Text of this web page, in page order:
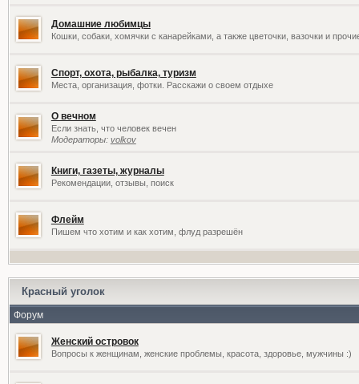
Домашние любимцы
Кошки, собаки, хомячки с канарейками, а также цветочки, вазочки и
Спорт, охота, рыбалка, туризм
Места, организация, фотки. Расскажи о своем отдыхе
О вечном
Если знать, что человек вечен
Модераторы: volkov
Книги, газеты, журналы
Рекомендации, отзывы, поиск
Флейм
Пишем что хотим и как хотим, флуд разрешён
Красный уголок
Форум
Женский островок
Вопросы к женщинам, женские проблемы, красота, здоровье, мужчины :)